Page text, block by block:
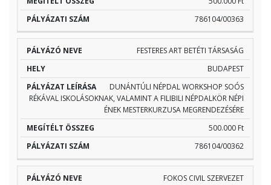
786104/00363
FESTERES ART BETÉTI TÁRSASÁG
BUDAPEST
DUNÁNTÚLI NÉPDAL WORKSHOP SOÓS
RÉKÁVAL ISKOLÁSOKNAK, VALAMINT A FILIBILI NÉPDALKÖR NÉPI
ÉNEK MESTERKURZUSA MEGRENDEZÉSÉRE
500.000 Ft
786104/00362
FOKOS CIVIL SZERVEZET